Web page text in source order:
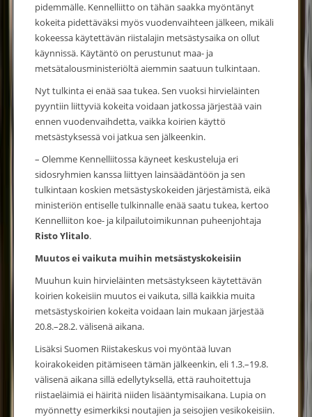
pidemmälle. Kennelliitto on tähän saakka myöntänyt
kokeita pidettäväksi myös vuodenvaihteen jälkeen, mikäli
kokeessa käytettävän riistalajin metsästysaika on ollut
käynnissä. Käytäntö on perustunut maa- ja
metsätalousministeriöltä aiemmin saatuun tulkintaan.
Nyt tulkinta ei enää saa tukea. Sen vuoksi hirvieläinten
pyyntiin liittyviä kokeita voidaan jatkossa järjestää vain
ennen vuodenvaihdetta, vaikka koirien käyttö
metsästyksessä voi jatkua sen jälkeenkin.
– Olemme Kennelliitossa käyneet keskusteluja eri
sidosryhmien kanssa liittyen lainsäädäntöön ja sen
tulkintaan koskien metsästyskokeiden järjestämistä, eikä
ministeriön entiselle tulkinnalle enää saatu tukea, kertoo
Kennelliiton koe- ja kilpailutoimikunnan puheenjohtaja
Risto Ylitalo.
Muutos ei vaikuta muihin metsästyskokeisiin
Muuhun kuin hirvieläinten metsästykseen käytettävän
koirien kokeisiin muutos ei vaikuta, sillä kaikkia muita
metsästyskoirien kokeita voidaan lain mukaan järjestää
20.8.–28.2. välisenä aikana.
Lisäksi Suomen Riistakeskus voi myöntää luvan
koirakokeiden pitämiseen tämän jälkeenkin, eli 1.3.–19.8.
välisenä aikana sillä edellytyksellä, että rauhoitettuja
riistaeläimiä ei häiritä niiden lisääntymisaikana. Lupia on
myönnetty esimerkiksi noutajien ja seisojien vesikokeisiin.